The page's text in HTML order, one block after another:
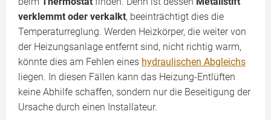
verklemmt oder verkalkt, beeinträchtigt dies die
Temperaturreglung. Werden Heizkörper, die weiter von
der Heizungsanlage entfernt sind, nicht richtig warm,
könnte dies am Fehlen eines hydraulischen Abgleichs
liegen. In diesen Fällen kann das Heizung-Entlüften
keine Abhilfe schaffen, sondern nur die Beseitigung der
Ursache durch einen Installateur.